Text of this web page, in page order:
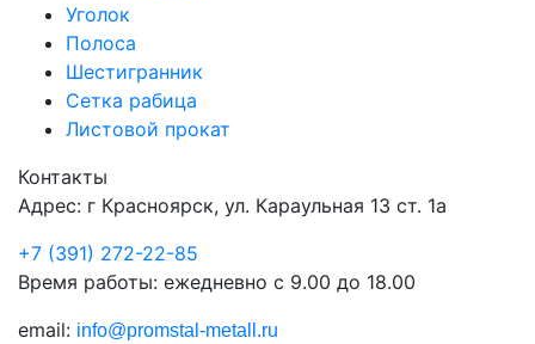
Уголок
Полоса
Шестигранник
Сетка рабица
Листовой прокат
Контакты
Адрес: г Красноярск, ул. Караульная 13 ст. 1а
+7 (391) 272-22-85
Время работы: ежедневно с 9.00 до 18.00
email: info@promstal-metall.ru